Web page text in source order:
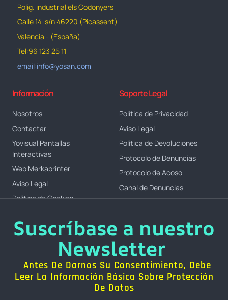
Polig. industrial els Codonyers
Calle 14-s/n 46220 (Picassent)
Valencia - (España)
Tel:96 123 25 11
email:info@yosan.com
Información
Nosotros
Contactar
Yovisual Pantallas
Interactivas
Web Merkaprinter
Aviso Legal
Política de Cookies
Soporte Legal
Política de Privacidad
Aviso Legal
Política de Devoluciones
Protocolo de Denuncias
Protocolo de Acoso
Canal de Denuncias
Suscríbase a nuestro
Newsletter
Antes De Darnos Su Consentimiento, Debe
Leer La Información Básica Sobre Protección
De Datos